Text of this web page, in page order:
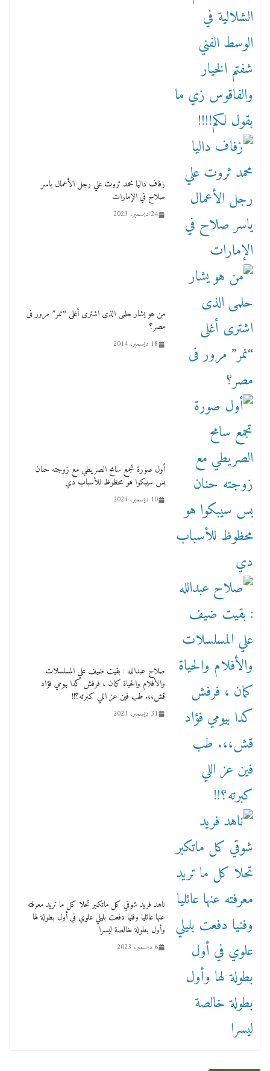
زفاف داليا محمد ثروت علي رجل الأعمال ياسر
صلاح في الإمارات
24 ديسمبر، 2023
من هو يشار حلمى الذى اشترى أغلى “نمر” مرور فى
مصر؟
18 ديسمبر، 2014
أول صورة تجمع سامح الصريطي مع زوجته حنان
بس سيبكوا هو محظوظ للأسباب دي
10 ديسمبر، 2023
صلاح عبدالله : بقيت ضيف علي المسلسلات
والأفلام والحياة كمان ، فرفش كدا بيومي فؤاد
قش،،. طب فين عز اللي كبرته؟!!
31 ديسمبر، 2023
ناهد فريد شوقي كل ماتكبر تحلا كل ما تريد معرفته
عنها عائليا وفنيا دفعت بليلي علوي في أول بطولة لها
وأول بطولة خالصة ليسرا
6 ديسمبر، 2023